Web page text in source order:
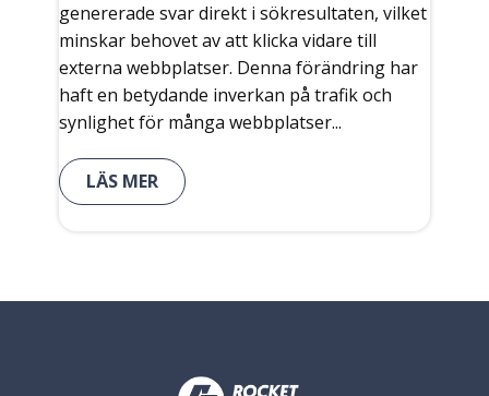
genererade svar direkt i sökresultaten, vilket
minskar behovet av att klicka vidare till
externa webbplatser. Denna förändring har
haft en betydande inverkan på trafik och
synlighet för många webbplatser...
LÄS MER